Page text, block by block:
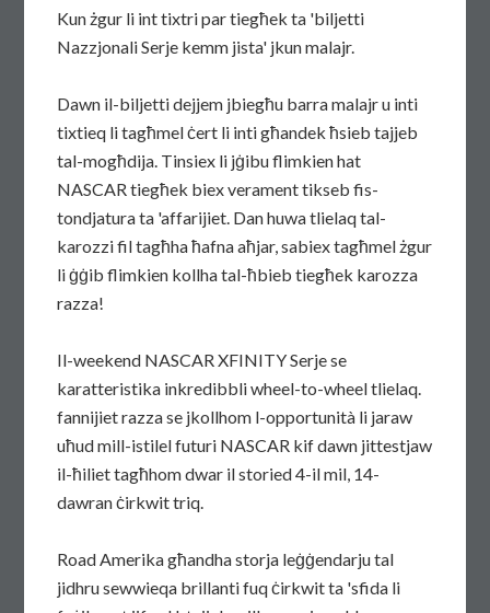
Kun żgur li int tixtri par tiegħek ta 'biljetti
Nazzjonali Serje kemm jista' jkun malajr.
Dawn il-biljetti dejjem jbiegħu barra malajr u inti
tixtieq li tagħmel ċert li inti għandek ħsieb tajjeb
tal-mogħdija. Tinsiex li jġibu flimkien hat
NASCAR tiegħek biex verament tikseb fis-
tondjatura ta 'affarijiet. Dan huwa tlielaq tal-
karozzi fil tagħha ħafna aħjar, sabiex tagħmel żgur
li ġġib flimkien kollha tal-ħbieb tiegħek karozza
razza!
Il-weekend NASCAR XFINITY Serje se
karatteristika inkredibbli wheel-to-wheel tlielaq.
fannijiet razza se jkollhom l-opportunità li jaraw
uħud mill-istilel futuri NASCAR kif dawn jittestjaw
il-ħiliet tagħhom dwar il storied 4-il mil, 14-
dawran ċirkwit triq.
Road Amerika għandha storja leġġendarju tal
jidhru sewwieqa brillanti fuq ċirkwit ta 'sfida li